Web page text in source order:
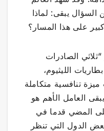
السؤال يبقى: لماذا
على هذا المسار؟
الصادرات
الليثيوم،
تنافسية متكاملة
العامل الأهم هو
المضي قدما في
الدول التي تنظر